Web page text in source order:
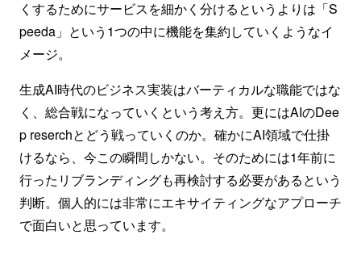
くするためにサービスを細かく分けるというよりは「S
peeda」という1つの中に機能を集約していくようなイ
メージ。
生成AI時代のビジネス実装はバーティカルな職能ではな
く、総合戦になっていくという考え方。更にはAIのDee
p reserchとどう戦っていくのか。確かにAI領域で仕掛
けるなら、今この瞬間しかない。そのためには1年前に
行ったリブランディングも再検討する必要があるという
判断。個人的には非常にエキサイティングなアプローチ
で面白いと思っています。